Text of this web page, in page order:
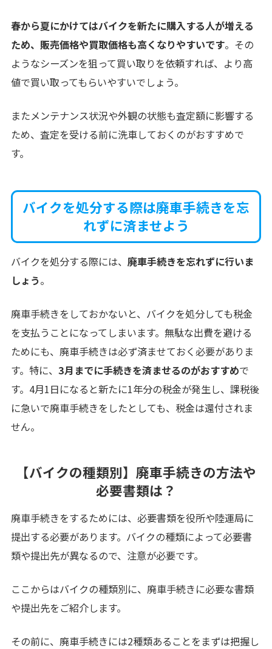
春から夏にかけてはバイクを新たに購入する人が増える
ため、販売価格や買取価格も高くなりやすいです。その
ようなシーズンを狙って買い取りを依頼すれば、より高
値で買い取ってもらいやすいでしょう。
またメンテナンス状況や外観の状態も査定額に影響する
ため、査定を受ける前に洗車しておくのがおすすめで
す。
バイクを処分する際は廃車手続きを忘
れずに済ませよう
バイクを処分する際には、 廃車手続きを忘れずに行いま
しょう。
廃車手続きをしておかないと、バイクを処分しても税金
を支払うことになってしまいます。無駄な出費を避ける
ためにも、廃車手続きは必ず済ませておく必要がありま
す。特に、 3月までに手続きを済ませるのがおすすめで
す。4月1日になると新たに1年分の税金が発生し、課税後
に急いで廃車手続きをしたとしても、税金は還付されま
せん。
【バイクの種類別】廃車手続きの方法や
必要書類は？
廃車手続きをするためには、必要書類を役所や陸運局に
提出する必要があります。バイクの種類によって必要書
類や提出先が異なるので、注意が必要です。
ここからはバイクの種類別に、廃車手続きに必要な書類
や提出先をご紹介します。
その前に、廃車手続きには2種類あることをまずは把握し